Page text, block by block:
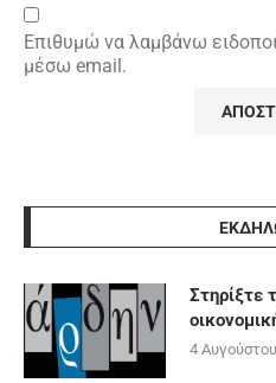
Επιθυμώ να λαμβάνω
μέσω email.
Στηρίξτε
4